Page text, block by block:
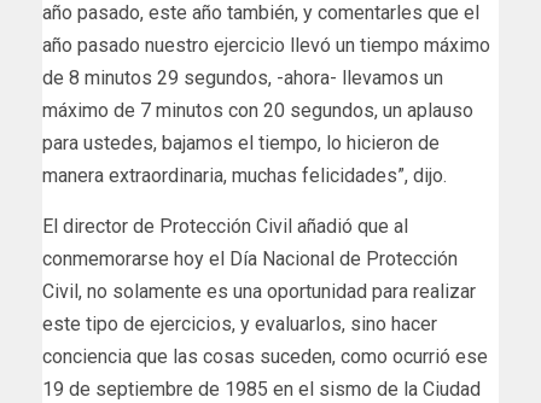
año pasado, este año también, y comentarles que el
año pasado nuestro ejercicio llevó un tiempo máximo
de 8 minutos 29 segundos, -ahora- llevamos un
máximo de 7 minutos con 20 segundos, un aplauso
para ustedes, bajamos el tiempo, lo hicieron de
manera extraordinaria, muchas felicidades”, dijo.
El director de Protección Civil añadió que al
conmemorarse hoy el Día Nacional de Protección
Civil, no solamente es una oportunidad para realizar
este tipo de ejercicios, y evaluarlos, sino hacer
conciencia que las cosas suceden, como ocurrió ese
19 de septiembre de 1985 en el sismo de la Ciudad